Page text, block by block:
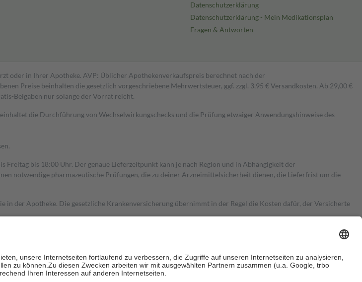
Datenschutzerklärung
Datenschutzerklärung - Mein Medikationsplan
Fragen & Antworten
oder in Ihrer Apotheke. AVP: Üblicher Apothekenverkaufspreis berechnet nach der
Preise beinhalten die gesetzlich vorgeschriebene Mehrwertsteuer, ggf. zzgl. 3,95 € Versandkosten. Ab 29,00 €
Beigaben nur solange der Vorrat reicht.
die Durchführung von Wechselwirkungschecks und die Prüfung etwaiger Anwendungshinweise des
bis 18:00 Uhr. Der genaue Lieferzeitpunkt kann je nach Region und in Abhängigkeit der
notwendige pharmazeutische Prüfungen, die zu deiner Arzneimittelsicherheit dienen, die Lieferfrist um die
der Apotheke. Die gesetzliche Krankenversicherung übernimmt in der Regel die Kosten dafür, der Versicherte
zehn Euro je Verordnung.
der Familie zu unterstützen, fallenkeine Zuzahlungenan bei: